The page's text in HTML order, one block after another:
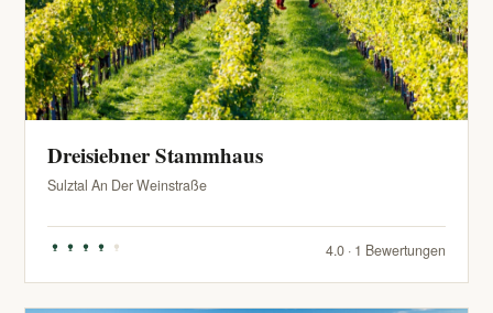
Dreisiebner Stammhaus
Sulztal An Der Weinstraße
4.0 · 1 Bewertungen